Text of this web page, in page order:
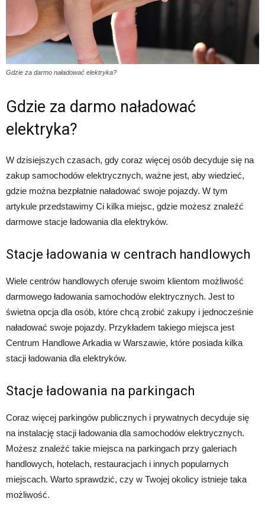
Gdzie za darmo naładować elektryka?
Gdzie za darmo naładować
elektryka?
W dzisiejszych czasach, gdy coraz więcej osób decyduje się na
zakup samochodów elektrycznych, ważne jest, aby wiedzieć,
gdzie można bezpłatnie naładować swoje pojazdy. W tym
artykule przedstawimy Ci kilka miejsc, gdzie możesz znaleźć
darmowe stacje ładowania dla elektryków.
Stacje ładowania w centrach handlowych
Wiele centrów handlowych oferuje swoim klientom możliwość
darmowego ładowania samochodów elektrycznych. Jest to
świetna opcja dla osób, które chcą zrobić zakupy i jednocześnie
naładować swoje pojazdy. Przykładem takiego miejsca jest
Centrum Handlowe Arkadia w Warszawie, które posiada kilka
stacji ładowania dla elektryków.
Stacje ładowania na parkingach
Coraz więcej parkingów publicznych i prywatnych decyduje się
na instalację stacji ładowania dla samochodów elektrycznych.
Możesz znaleźć takie miejsca na parkingach przy galeriach
handlowych, hotelach, restauracjach i innych popularnych
miejscach. Warto sprawdzić, czy w Twojej okolicy istnieje taka
możliwość.